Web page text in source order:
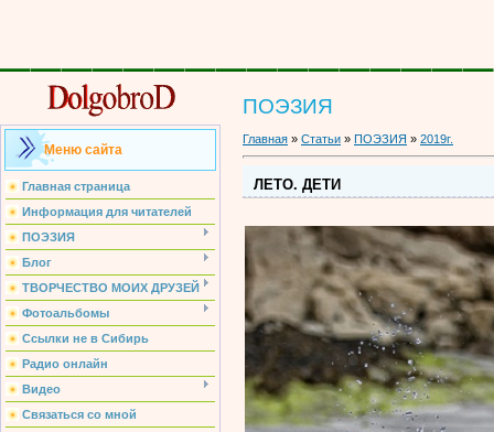
Меню сайта
Главная страница
Информация для читателей
ПОЭЗИЯ
Блог
ТВОРЧЕСТВО МОИХ ДРУЗЕЙ
Фотоальбомы
Ссылки не в Сибирь
Радио онлайн
Видео
Связаться со мной
ПОЭЗИЯ
Главная » Статьи » ПОЭЗИЯ » 2019г.
ЛЕТО. ДЕТИ